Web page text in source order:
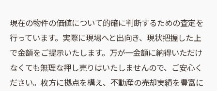
現在の物件の価値について的確に判断するための査定を
行っています。実際に現場へと出向き、現状把握した上
で金額をご提示いたします。万が一金額に納得いただけ
なくても無理な押し売りはいたしませんので、ご安心く
ださい。枚方に拠点を構え、不動産の売却実績を豊富に